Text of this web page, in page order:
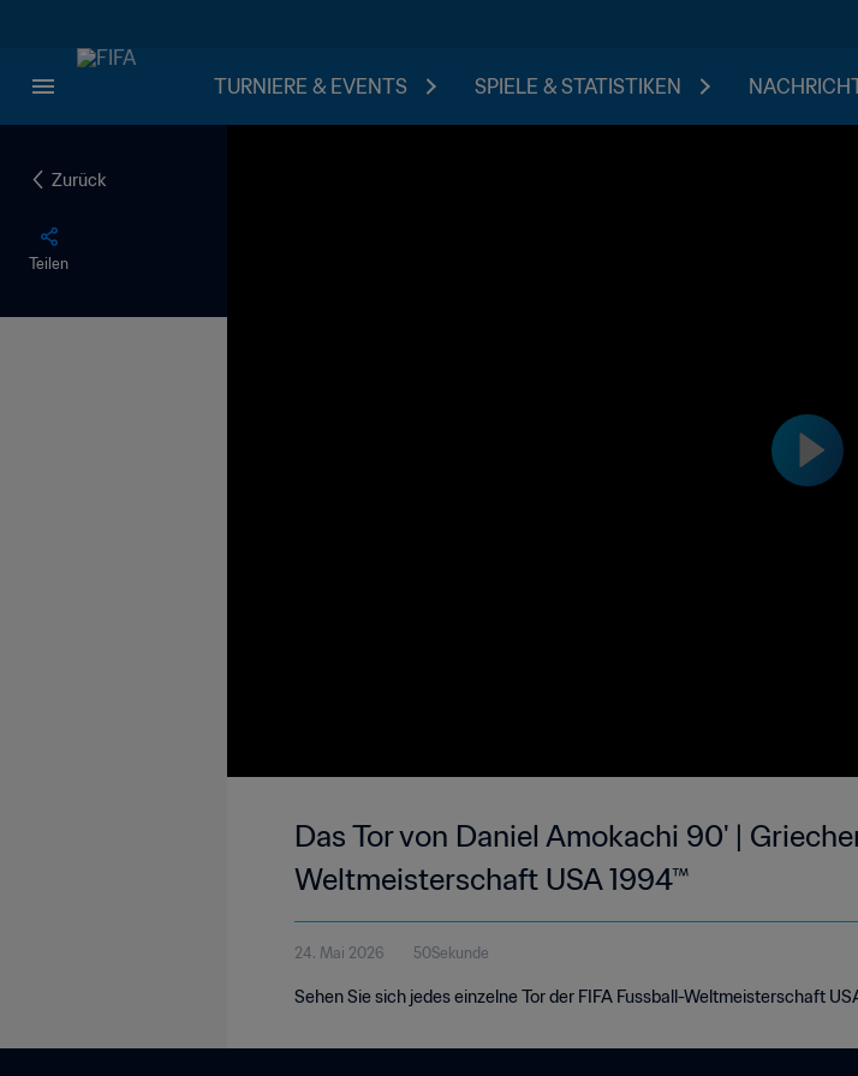
TURNIERE & EVENTS SPIELE & STATISTIKEN
Zurück
Teilen
Das Tor von Daniel Amokachi 90' |
Weltmeisterschaft USA 1994™
24. Mai 2026 50Sekunde
Sehen Sie sich jedes einzelne Tor der FIFA Fussball-Weltmeisterschaft